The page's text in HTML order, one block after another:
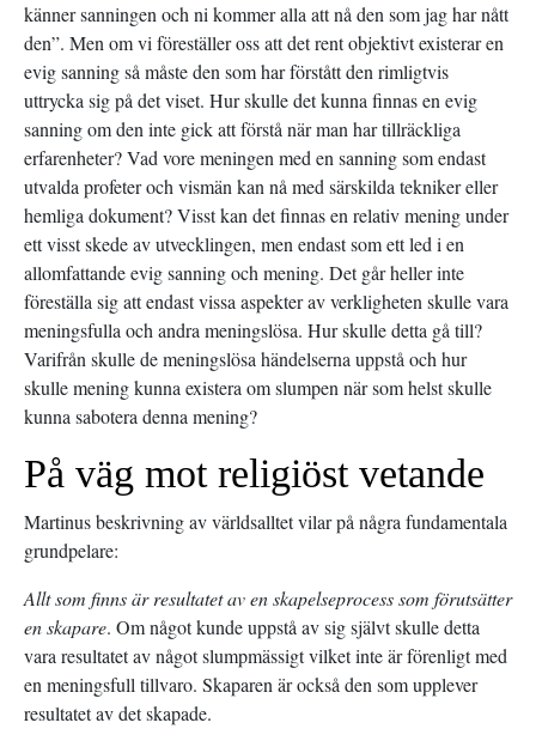
känner sanningen och ni kommer alla att nå den som jag har nått
den”. Men om vi föreställer oss att det rent objektivt existerar en
evig sanning så måste den som har förstått den rimligtvis
uttrycka sig på det viset. Hur skulle det kunna finnas en evig
sanning om den inte gick att förstå när man har tillräckliga
erfarenheter? Vad vore meningen med en sanning som endast
utvalda profeter och vismän kan nå med särskilda tekniker eller
hemliga dokument? Visst kan det finnas en relativ mening under
ett visst skede av utvecklingen, men endast som ett led i en
allomfattande evig sanning och mening. Det går heller inte
föreställa sig att endast vissa aspekter av verkligheten skulle vara
meningsfulla och andra meningslösa. Hur skulle detta gå till?
Varifrån skulle de meningslösa händelserna uppstå och hur
skulle mening kunna existera om slumpen när som helst skulle
kunna sabotera denna mening?
På väg mot religiöst vetande
Martinus beskrivning av världsalltet vilar på några fundamentala
grundpelare:
Allt som finns är resultatet av en skapelseprocess som förutsätter
en skapare. Om något kunde uppstå av sig självt skulle detta
vara resultatet av något slumpmässigt vilket inte är förenligt med
en meningsfull tillvaro. Skaparen är också den som upplever
resultatet av det skapade.